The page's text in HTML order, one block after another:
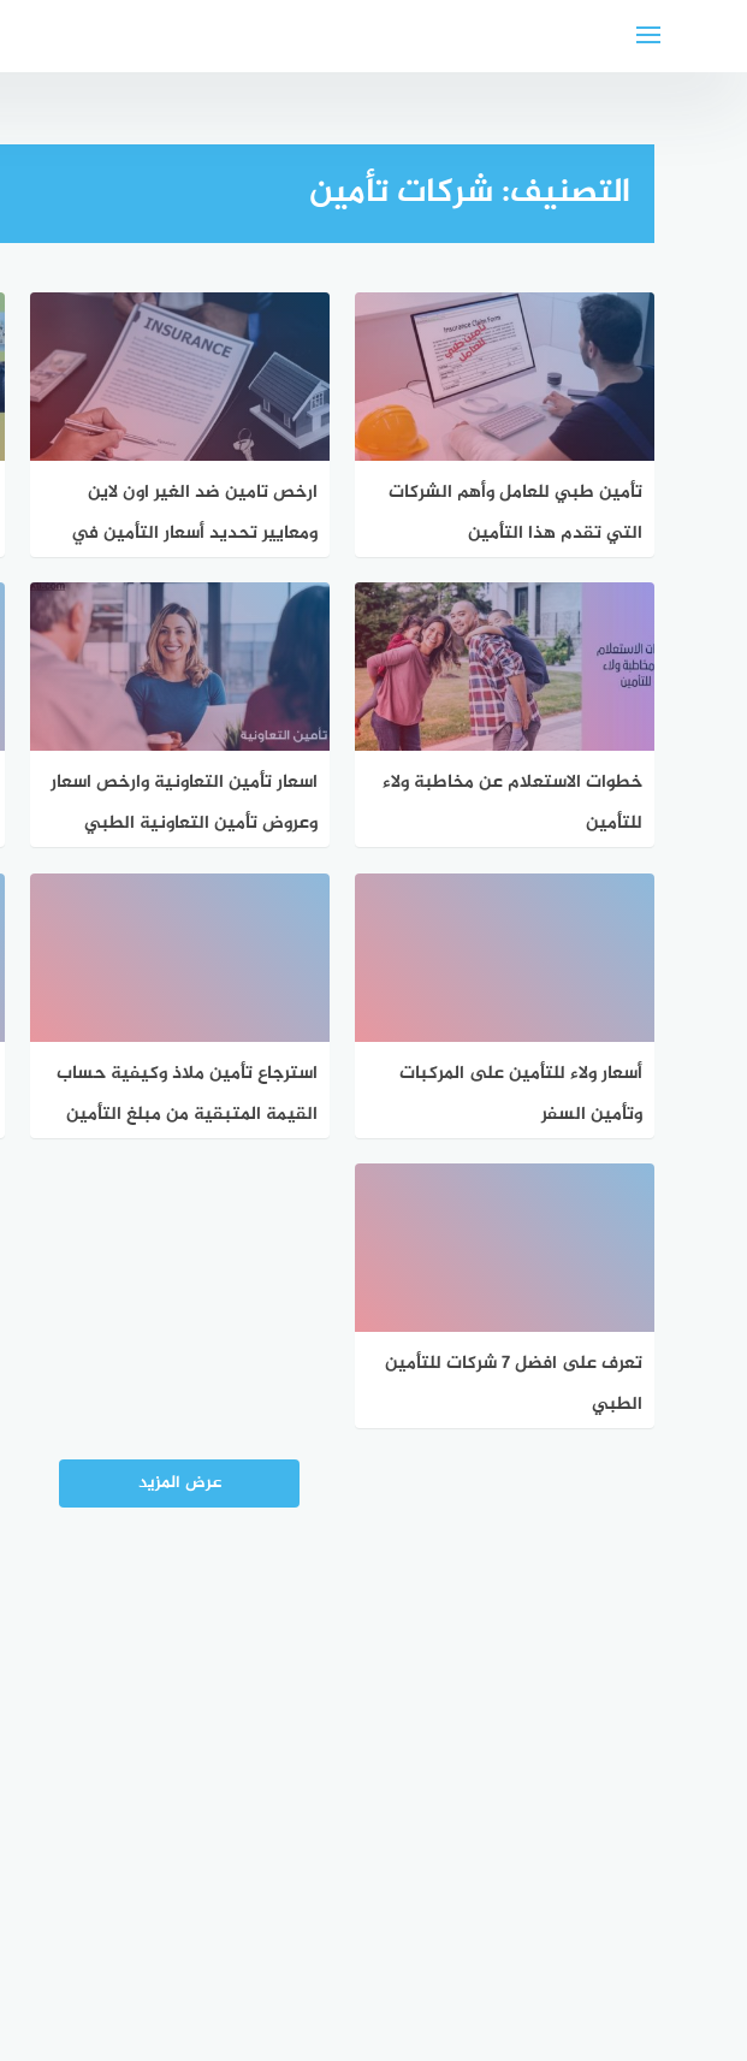
التصنيف:شركات تأمين
تأمين طبي للعامل وأهم الشركات
التي تقدم هذا التأمين
ارخص تامين ضد الغير اون لاين
ومعايير تحديد أسعار التأمين في
خطوات الاستعلام عن مخاطبة ولاء
للتأمين
اسعار تأمين التعاونية وارخص اسعار
وعروض تأمين التعاونية الطبي
أسعار ولاء للتأمين على المركبات
وتأمين السفر
استرجاع تأمين ملاذ وكيفية حساب
القيمة المتبقية من مبلغ التأمين
تعرف على افضل 7 شركات للتأمين
الطبي
عرض المزيد